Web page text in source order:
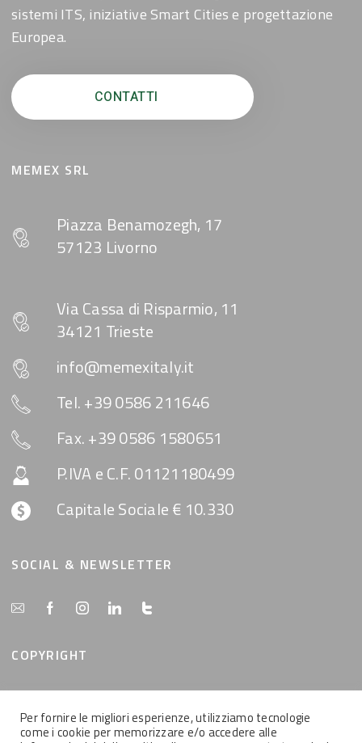
sistemi ITS, iniziative Smart Cities e progettazione
Europea.
CONTATTI
MEMEX SRL
Piazza Benamozegh, 17
57123 Livorno
Via Cassa di Risparmio, 11
34121 Trieste
info@memexitaly.it
Tel. +39 0586 211646
Fax. +39 0586 1580651
P.IVA e C.F. 01121180499
Capitale Sociale € 10.330
SOCIAL & NEWSLETTER
COPYRIGHT
Tutti i contenuti del presente sito sono di proprietà
della MemEx srl, tutti i diritti riservati.
Per fornire le migliori esperienze, utilizziamo tecnologie
come i cookie per memorizzare e/o accedere alle